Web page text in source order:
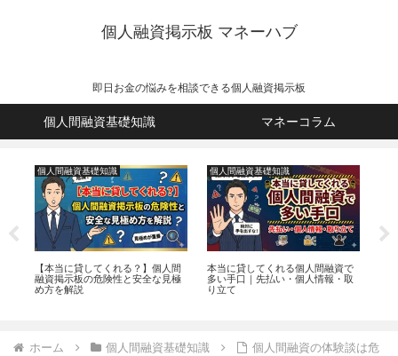
個人融資掲示板 マネーハブ
即日お金の悩みを相談できる個人融資掲示板
個人間融資基礎知識 マネーコラム
個人間融資基礎知識
【本当に貸してくれる？】個人間
融資掲示板の危険性と安全な見極
め方を解説
個人間融資基礎知識
本当に貸してくれる個人間融資で
多い手口｜先払い・個人情報・取
り立て
ホーム 個人間融資基礎知識
個人間融資の体験談は危